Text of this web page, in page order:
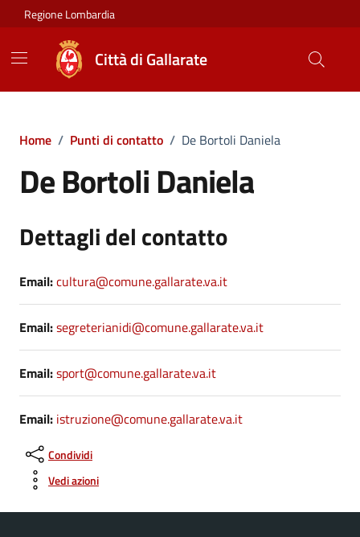
Vai ai contenuti
Vai al footer
Regione Lombardia
Città di Gallarate
Home / Punti di contatto / De Bortoli Daniela
De Bortoli Daniela
Dettagli del contatto
Email:cultura@comune.gallarate.va.it
Email:segreterianidi@comune.gallarate.va.it
Email:sport@comune.gallarate.va.it
Email: istruzione@comune.gallarate.va.it
Condividi
Vedi azioni